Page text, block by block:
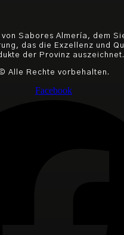
von Sabores Almería, dem
das die Exzellenz und
der Provinz auszeichnet.
Alle Rechte vorbehalten.
Facebook